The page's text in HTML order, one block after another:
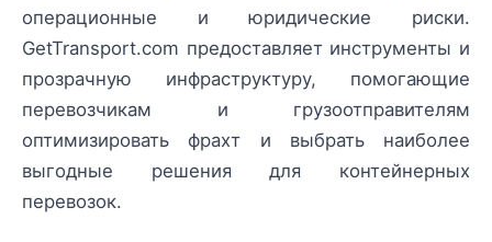
операционные и юридические риски.
GetTransport.com предоставляет инструменты и
прозрачную инфраструктуру, помогающие
перевозчикам и грузоотправителям
оптимизировать фрахт и выбрать наиболее
выгодные решения для контейнерных
перевозок.